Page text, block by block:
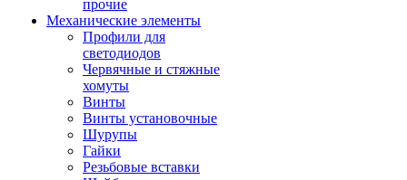
прочие
Механические элементы
Профили для
светодиодов
Червячные и стяжные
хомуты
Винты
Винты установочные
Шурупы
Гайки
Резьбовые вставки